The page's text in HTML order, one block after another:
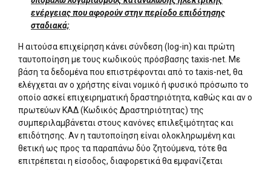
ενέργειας που αφορούν στην περίοδο επιδότησης
σταδιακά;
Η αιτούσα επιχείρηση κάνει σύνδεση (log-in) και πρώτη
ταυτοποίηση με τους κωδικούς πρόσβασης taxis-net. Με
βάση τα δεδομένα που επιστρέφονται από το taxis-net, θα
ελέγχεται αν ο χρήστης είναι νομικό ή φυσικό πρόσωπο το
οποίο ασκεί επιχειρηματική δραστηριότητα, καθώς και αν ο
πρωτεύων ΚΑΔ (Κωδικός Δραστηριότητας) της
συμπεριλαμβάνεται στους κανόνες επιλεξιμότητας και
επιδότησης. Αν η ταυτοποίηση είναι ολοκληρωμένη και
θετική ως προς τα παραπάνω δύο ζητούμενα, τότε θα
επιτρέπεται η είσοδος, διαφορετικά θα εμφανίζεται